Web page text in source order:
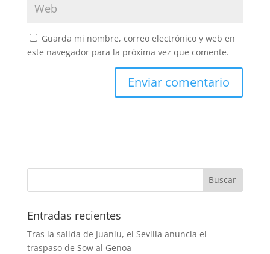
Guarda mi nombre, correo electrónico y web en
este navegador para la próxima vez que comente.
Entradas recientes
Tras la salida de Juanlu, el Sevilla anuncia el
traspaso de Sow al Genoa